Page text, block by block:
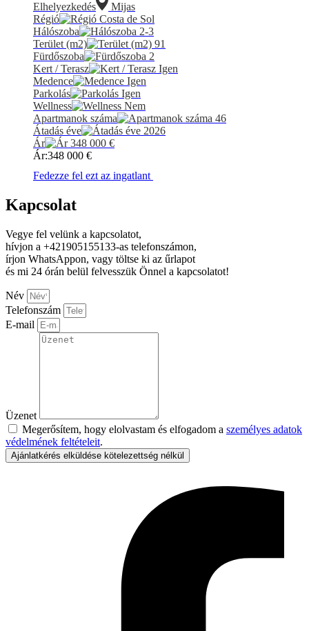
Elhelyezkedés
Mijas
Régió
Costa de Sol
Hálószoba
2-3
Terület (m2)
91
Fürdőszoba
2
Kert / Terasz
Igen
Medence
Igen
Parkolás
Igen
Wellness
Nem
Apartmanok száma
46
Átadás éve
2026
Ár
348 000 €
Ár:348 000 €
Fedezze fel ezt az ingatlant
Kapcsolat
Vegye fel velünk a kapcsolatot,
hívjon a +421905155133-as telefonszámon,
írjon WhatsAppon, vagy töltse ki az űrlapot
és mi 24 órán belül felvesszük Önnel a kapcsolatot!
Név
Telefonszám
E-mail
Üzenet
Megerősítem, hogy elolvastam és elfogadom a személyes adatok
védelmének feltételeit.
Ajánlatkérés elküldése kötelezettség nélkül